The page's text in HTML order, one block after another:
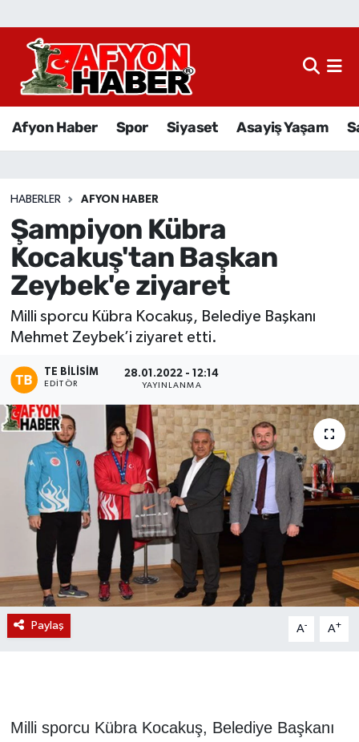
Afyon Haber Spor Siyaset Asayiş Yaşam
HABERLER AFYON HABER
Şampiyon Kübra
Kocakuş'tan Başkan
Zeybek'e ziyaret
Milli sporcu Kübra Kocakuş, Belediye Başkanı
Mehmet Zeybek’i ziyaret etti.
TE BILISIM
EDITÖR
28.01.2022 - 12:14
YAYINLANMA
Paylaş A- A+
Milli sporcu Kübra Kocakuş, Belediye Başkanı
Afyon Haber
Sağlık
Eğitim
Ekonomi
Magazin
Etkinlikler